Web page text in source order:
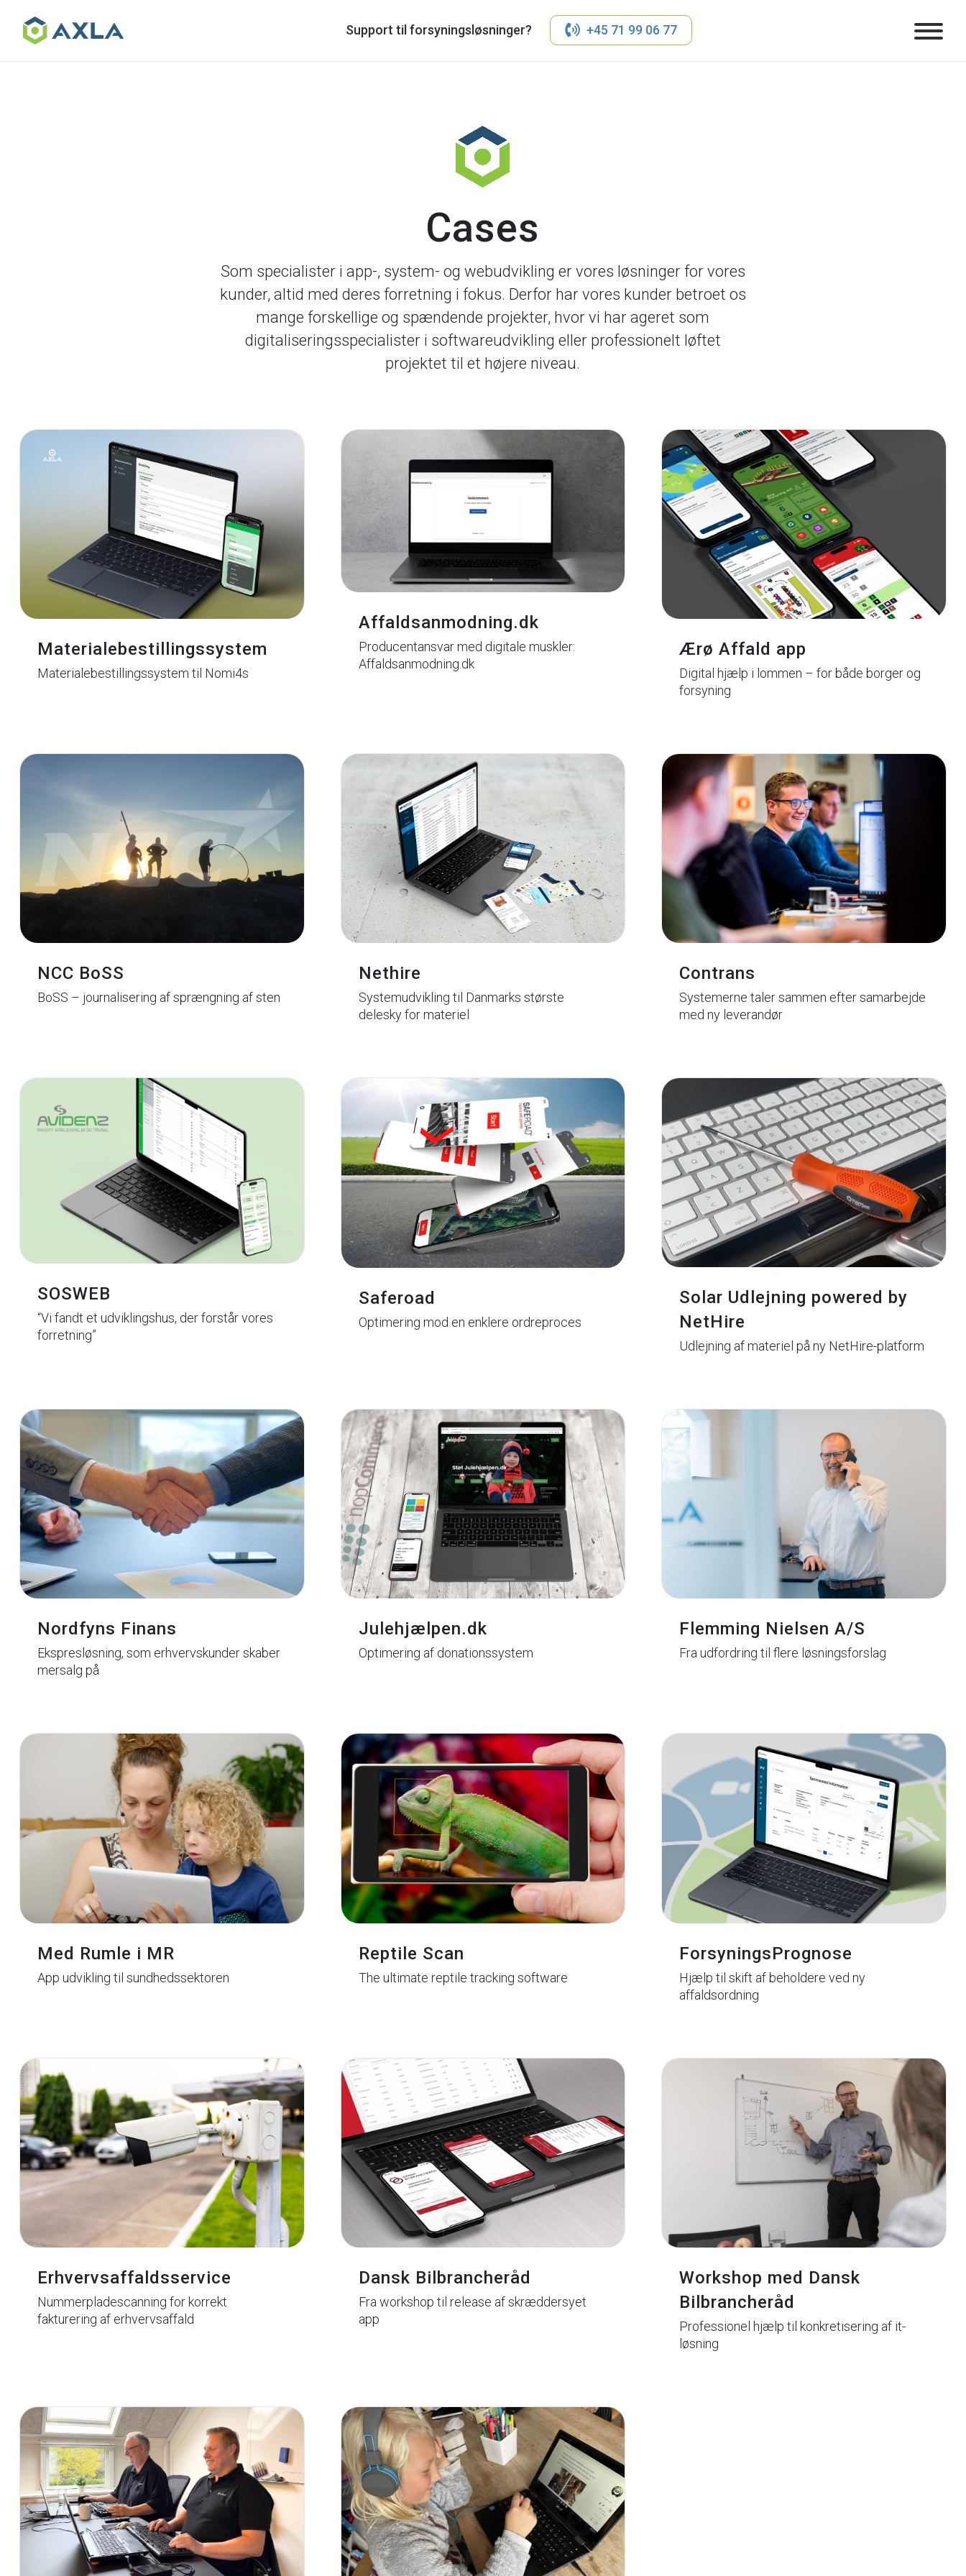
content
Support til forsyningsløsninger? +45 71 99 06 77
Cases
Som specialister i app-, system- og webudvikling er vores løsninger for vores
kunder, altid med deres forretning i fokus. Derfor har vores kunder betroet os
mange forskellige og spændende projekter, hvor vi har ageret som
digitaliseringsspecialister i softwareudvikling eller professionelt løftet
projektet til et højere niveau.
Materialebestillingssystem
Materialebestillingssystem til Nomi4s
Affaldsanmodning.dk
Producentansvar med digitale muskler:
Affaldsanmodning.dk
Ærø Affald app
Digital hjælp i lommen – for både borger og
forsyning
NCC BoSS
BoSS – journalisering af sprængning af sten
Nethire
Systemudvikling til Danmarks største
delesky for materiel
Contrans
Systemerne taler sammen efter samarbejde
med ny leverandør
SOSWEB
“Vi fandt et udviklingshus, der forstår vores
forretning”
Saferoad
Optimering mod en enklere ordreproces
Solar Udlejning powered by
NetHire
Udlejning af materiel på ny NetHire-platform
Nordfyns Finans
Ekspresløsning, som erhvervskunder skaber
mersalg på
Julehjælpen.dk
Optimering af donationssystem
Flemming Nielsen A/S
Fra udfordring til flere løsningsforslag
Med Rumle i MR
App udvikling til sundhedssektoren
Reptile Scan
The ultimate reptile tracking software
ForsyningsPrognose
Hjælp til skift af beholdere ved ny
affaldsordning
Erhvervsaffaldsservice
Nummerpladescanning for korrekt
fakturering af erhvervsaffald
Dansk Bilbrancheråd
Fra workshop til release af skræddersyet
app
Workshop med Dansk
Bilbrancheråd
Professionel hjælp til konkretisering af it-
løsning